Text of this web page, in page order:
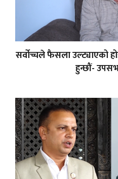
सर्वोच्चले फैसला उल्ट्याएको
हुन्छौं-